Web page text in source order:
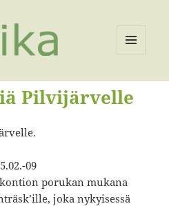
VIMPAIMET
Pilvijärvelle
09
porukan mukana
joka nykyisessä